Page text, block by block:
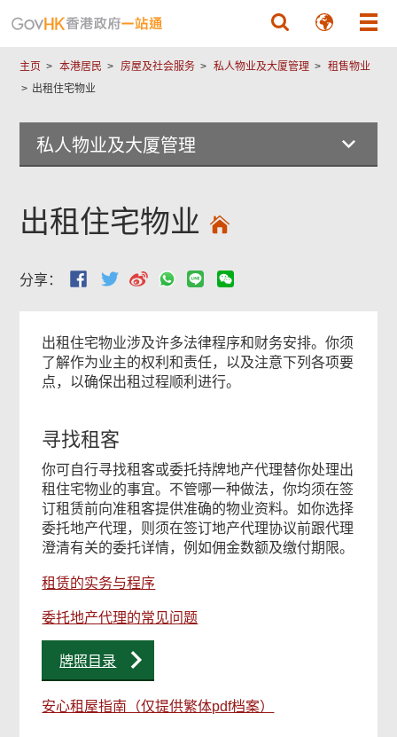
主页 本港居民 房屋及社会服务 私人物业及大厦管理
租售物业
出租住宅物业
私人物业及大厦管理
出租住宅物业
分享：
出租住宅物业涉及许多法律程序和财务安排。你须
了解作为业主的权利和责任，以及注意下列各项要
点，以确保出租过程顺利进行。
寻找租客
你可自行寻找租客或委托持牌地产代理替你处理出
租住宅物业的事宜。不管哪一种做法，你均须在签
订租赁前向准租客提供准确的物业资料。如你选择
委托地产代理，则须在签订地产代理协议前跟代理
澄清有关的委托详情，例如佣金数额及缴付期限。
租赁的实务与程序
委托地产代理的常见问题
牌照目录
安心租屋指南（仅提供繁体pdf档案）
常
用
格
尾
单